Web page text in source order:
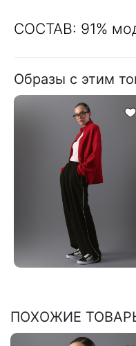
СОСТАВ: 91%
Образы с этим
ПОХОЖИЕ